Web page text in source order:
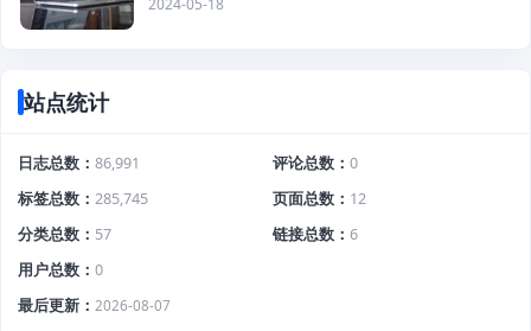
站点统计
日志总数 86,991 评论总数
0
标签总数
285,745 页面总数
12
分类总数
57 链接总数
6
用户总数
0
最后更新
2026-08-07